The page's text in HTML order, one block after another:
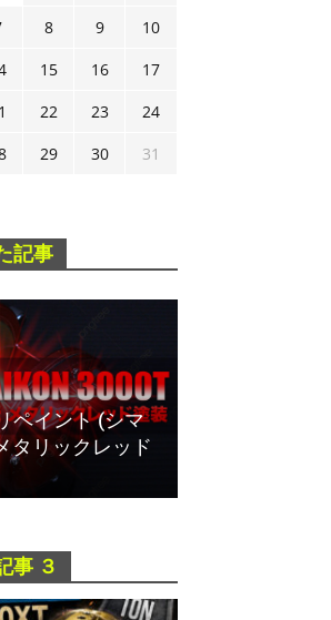
8 9
10
15 16
17
22 23
24
29 30
31
記事
ペイント (シマ
タリックレッド
事 ３